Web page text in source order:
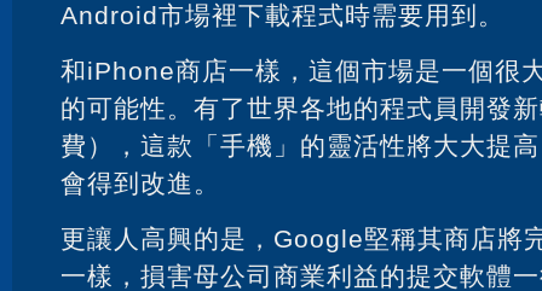
Android市場裡下載程式時需要用到。
和iPhone商店一樣，這個市場是一個很
的可能性。有了世界各地的程式員開發
費），這款「手機」的靈活性將大大提
會得到改進。
更讓人高興的是，Google堅稱其商店將
一樣，損害母公司商業利益的提交軟體